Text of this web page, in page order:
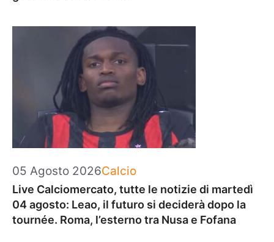
05 Agosto 2026Categorie
Calcio
Live Calciomercato, tutte le notizie di martedì
04 agosto: Leao, il futuro si deciderà dopo la
tournée. Roma, l’esterno tra Nusa e Fofana